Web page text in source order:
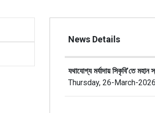
News Details
যথাযোগ্য মর্যাদায় সিকৃবি’তে মহান
Thursday, 26-March-